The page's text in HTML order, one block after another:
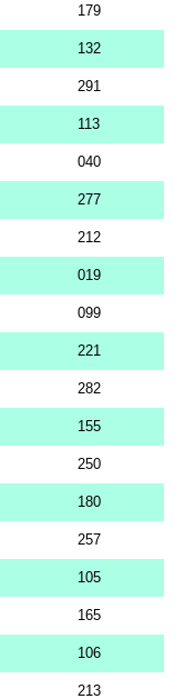
179
132
291
113
040
277
212
019
099
221
282
155
250
180
257
105
165
106
213